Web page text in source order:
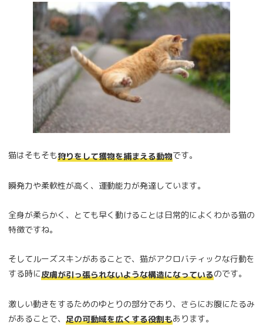
猫はそもそも狩りをして獲物を捕まえる動物です。
瞬発力や柔軟性が高く、運動能力が発達しています。
全身が柔らかく、とても早く動けることは日常的によくわかる猫の
特徴ですね。
そしてルーズスキンがあることで、猫がアクロバティックな行動を
する時に皮膚が引っ張られないような構造になっているのです。
激しい動きをするためのゆとりの部分であり、さらにお腹にたるみ
があることで、 足の可動域を広くする役割もあります。